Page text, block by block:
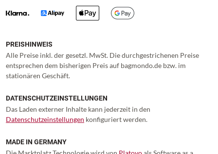
PREISHINWEIS
Alle Preise inkl. der gesetzl. MwSt. Die durchgestrichenen Preise
entsprechen dem bisherigen Preis auf bagmondo.de bzw. im
stationären Geschäft.
DATENSCHUTZEINSTELLUNGEN
Das Laden externer Inhalte kann jederzeit in den
Datenschutzeinstellungen konfiguriert werden.
MADE IN GERMANY